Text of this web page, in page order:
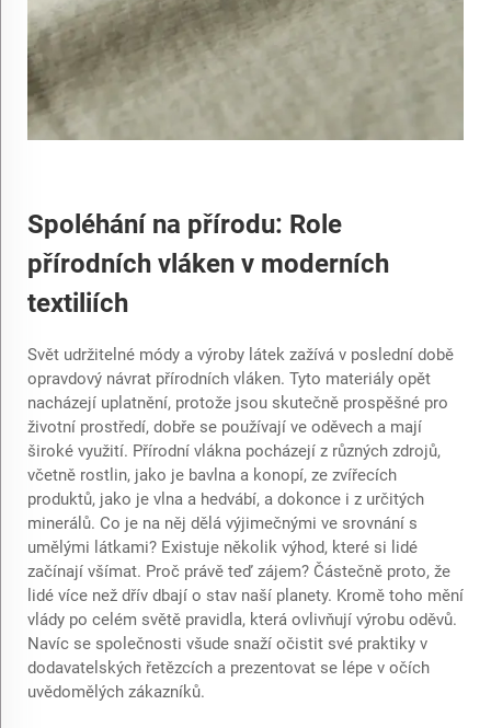
Spoléhání na přírodu: Role
přírodních vláken v moderních
textiliích
Svět udržitelné módy a výroby látek zažívá v poslední době
opravdový návrat přírodních vláken. Tyto materiály opět
nacházejí uplatnění, protože jsou skutečně prospěšné pro
životní prostředí, dobře se používají ve oděvech a mají
široké využití. Přírodní vlákna pocházejí z různých zdrojů,
včetně rostlin, jako je bavlna a konopí, ze zvířecích
produktů, jako je vlna a hedvábí, a dokonce i z určitých
minerálů. Co je na něj dělá výjimečnými ve srovnání s
umělými látkami? Existuje několik výhod, které si lidé
začínají všímat. Proč právě teď zájem? Částečně proto, že
lidé více než dřív dbají o stav naší planety. Kromě toho mění
vlády po celém světě pravidla, která ovlivňují výrobu oděvů.
Navíc se společnosti všude snaží očistit své praktiky v
dodavatelských řetězcích a prezentovat se lépe v očích
uvědomělých zákazníků.